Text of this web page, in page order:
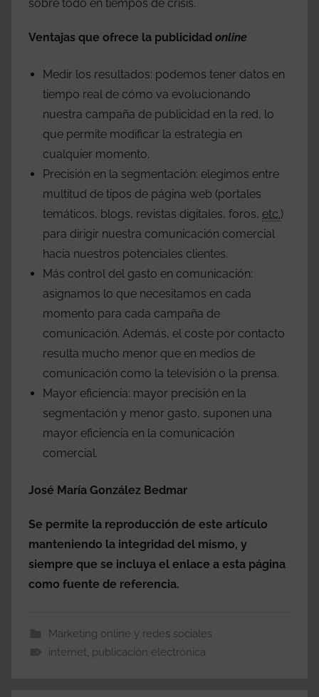
sobre todo en tiempos de crisis.
Ventajas que ofrece la publicidad online
Medir los resultados: podemos tener datos en
tiempo real de cómo va evolucionando
nuestra campaña de publicidad en la red, lo
que permite modificar la estrategia en
cualquier momento.
Precisión en la segmentación: elegimos entre
multitud de tipos de página web (portales
temáticos, blogs, revistas digitales, foros, etc.)
para dirigir nuestra comunicación comercial
hacia nuestros potenciales clientes.
Más control del gasto en comunicación:
asignamos lo que necesitamos en cada
momento para cada campaña de
comunicación. Además, el coste por contacto
resulta mucho menor que en medios de
comunicación como la televisión o la prensa.
Mayor eficiencia: mayor precisión en la
segmentación y menor gasto, suponen una
mayor eficiencia en la comunicación
comercial.
José María González Bedmar
Se permite la reproducción de este artículo
manteniendo la integridad del mismo, y
siempre que se incluya el enlace a esta página
como fuente de referencia.
Marketing online y redes sociales
internet, publicación electrónica